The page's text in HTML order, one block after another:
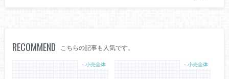
RECOMMEND こちらの記事も人気です。
－小売全体 －小売全体